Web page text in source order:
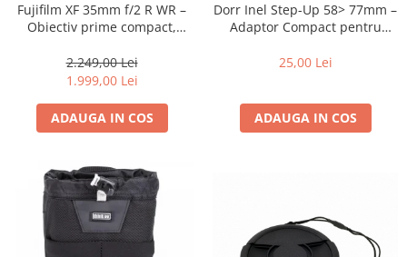
Fujifilm XF 35mm f/2 R WR –
Obiectiv prime compact,
intemperii pentru fotografie
de zi cu zi
2.249,00 Lei
1.999,00 Lei
ADAUGA IN COS
Dorr Inel Step-Up 58> 77mm –
Adaptor Compact pentru
25,00 Lei
ADAUGA IN COS